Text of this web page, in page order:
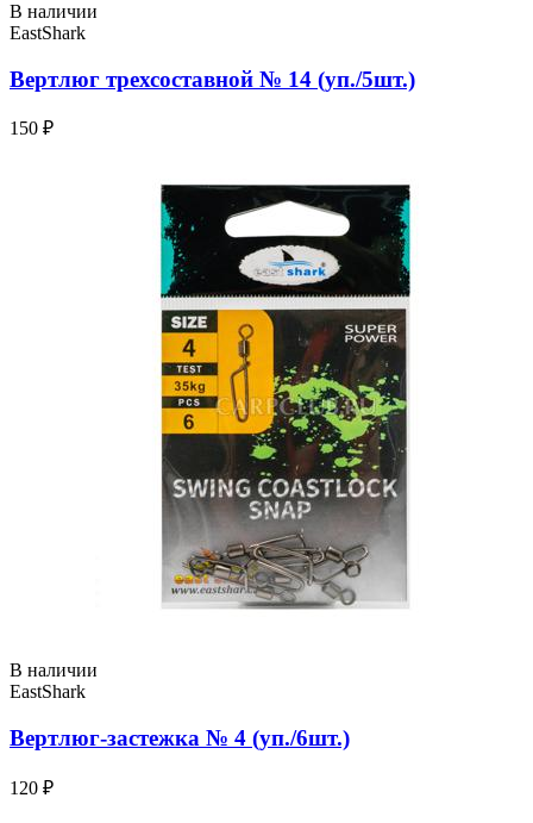
В наличии
EastShark
Вертлюг трехсоставной № 14 (уп./5шт.)
150 ₽
В наличии
EastShark
Вертлюг-застежка № 4 (уп./6шт.)
120 ₽